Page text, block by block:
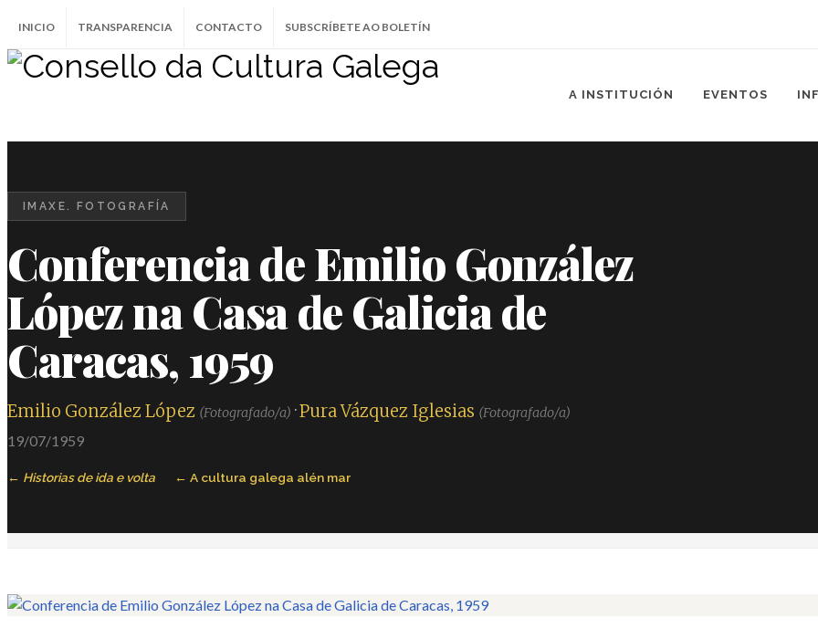
INICIO TRANSPARENCIA CONTACTO SUBSCRÍBETE AO BOLETÍN
A INSTITUCIÓN EVENTOS
IMAXE. FOTOGRAFÍA
Conferencia de Emilio González
López na Casa de Galicia de
Caracas, 1959
Emilio González López (Fotografado/a) ·Pura Vázquez Iglesias (Fotografado/a)
19/07/1959
Historias de ida e volta A cultura galega alén mar